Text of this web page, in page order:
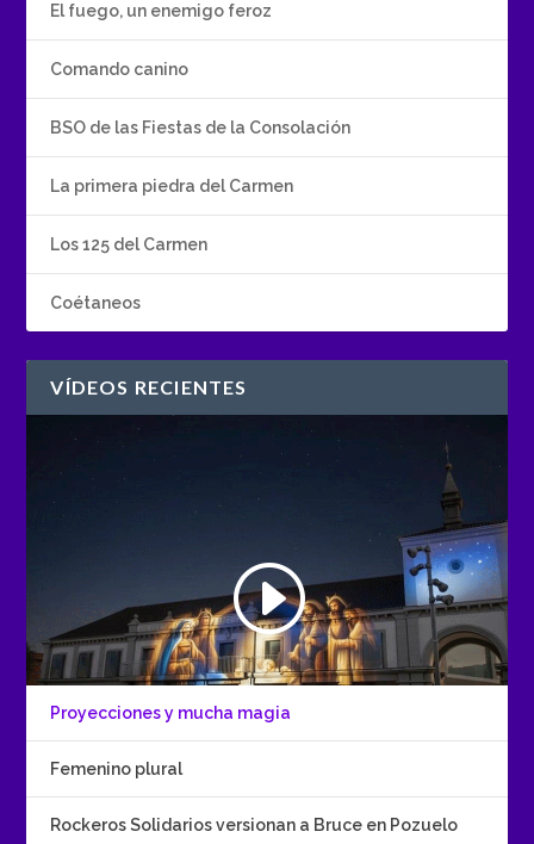
El fuego, un enemigo feroz
Comando canino
BSO de las Fiestas de la Consolación
La primera piedra del Carmen
Los 125 del Carmen
Coétaneos
VÍDEOS RECIENTES
Proyecciones y mucha magia
Femenino plural
Rockeros Solidarios versionan a Bruce en Pozuelo